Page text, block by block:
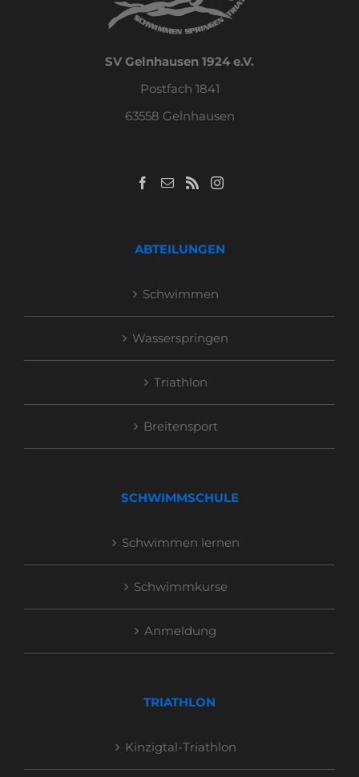
SV Gelnhausen 1924 e.V.
Postfach 1841
63558 Gelnhausen
ABTEILUNGEN
Schwimmen
Wasserspringen
Triathlon
Breitensport
SCHWIMMSCHULE
Schwimmen lernen
Schwimmkurse
Anmeldung
TRIATHLON
Kinzigtal-Triathlon